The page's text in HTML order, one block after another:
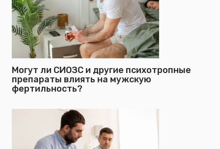
Могут ли СИОЗС и другие психотропные
препараты влиять на мужскую
фертильность?